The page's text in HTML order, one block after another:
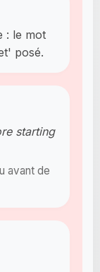
: le mot
posé.
starting
avant de